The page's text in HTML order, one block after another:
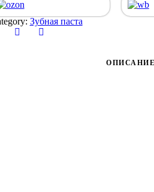
Зубная паста
ОПИСАНИЕ